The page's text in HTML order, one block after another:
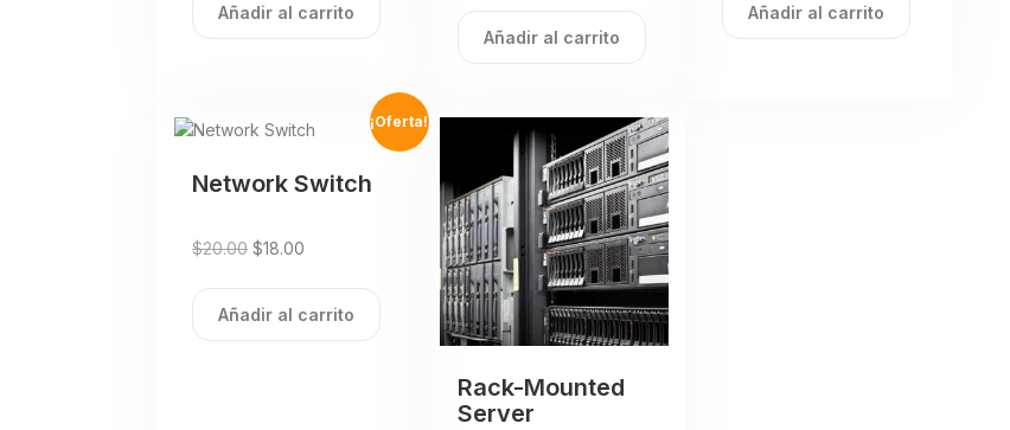
Añadir al carrito
Añadir al carrito
Añadir al carrito
¡Oferta!
Network Switch
$20.00 $18.00
Añadir al carrito
Rack-Mounted
Server